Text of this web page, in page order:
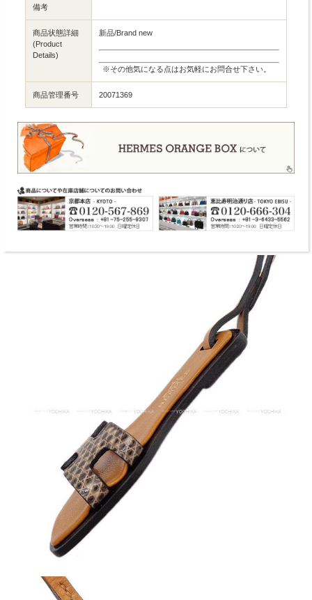
備考
商品状態詳細
(Product
Details)
新品/Brand new
※その他気になる点はお気軽にお問合せ下さい。
商品管理番号 20071369